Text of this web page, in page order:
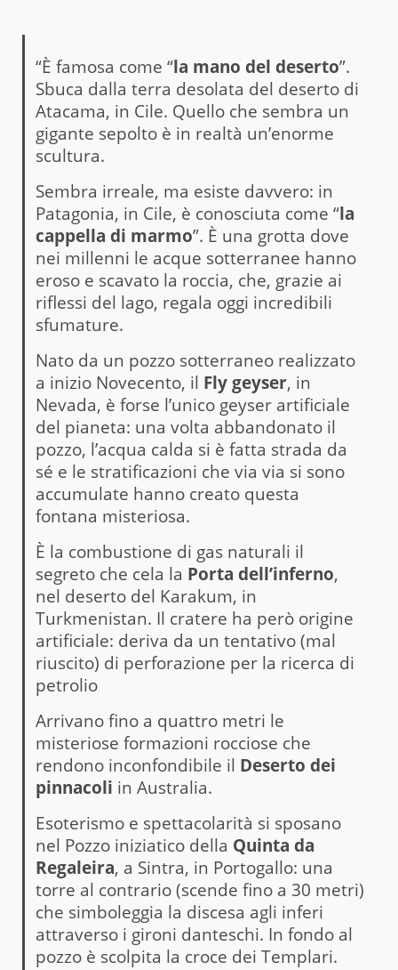
“È famosa come “la mano del deserto”.
Sbuca dalla terra desolata del deserto di
Atacama, in Cile. Quello che sembra un
gigante sepolto è in realtà un’enorme
scultura.
Sembra irreale, ma esiste davvero: in
Patagonia, in Cile, è conosciuta come “la
cappella di marmo”. È una grotta dove
nei millenni le acque sotterranee hanno
eroso e scavato la roccia, che, grazie ai
riflessi del lago, regala oggi incredibili
sfumature.
Nato da un pozzo sotterraneo realizzato
a inizio Novecento, il Fly geyser, in
Nevada, è forse l’unico geyser artificiale
del pianeta: una volta abbandonato il
pozzo, l’acqua calda si è fatta strada da
sé e le stratificazioni che via via si sono
accumulate hanno creato questa
fontana misteriosa.
È la combustione di gas naturali il
segreto che cela la Porta dell’inferno,
nel deserto del Karakum, in
Turkmenistan. Il cratere ha però origine
artificiale: deriva da un tentativo (mal
riuscito) di perforazione per la ricerca di
petrolio
Arrivano fino a quattro metri le
misteriose formazioni rocciose che
rendono inconfondibile il Deserto dei
pinnacoli in Australia.
Esoterismo e spettacolarità si sposano
nel Pozzo iniziatico della Quinta da
Regaleira, a Sintra, in Portogallo: una
torre al contrario (scende fino a 30 metri)
che simboleggia la discesa agli inferi
attraverso i gironi danteschi. In fondo al
pozzo è scolpita la croce dei Templari.